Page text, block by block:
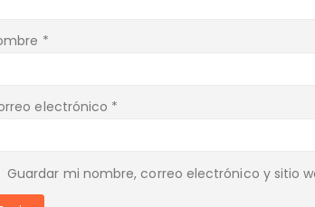
*
electrónico *
Guardar mi nombre, correo electrónico y sitio